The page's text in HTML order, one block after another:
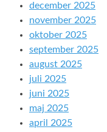
december 2025
november 2025
oktober 2025
september 2025
august 2025
juli 2025
juni 2025
maj 2025
april 2025